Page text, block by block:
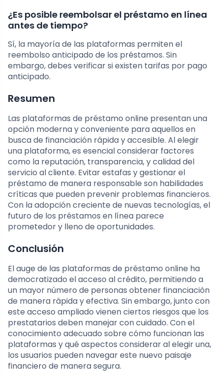
¿Es posible reembolsar el préstamo en línea
antes de tiempo?
Sí, la mayoría de las plataformas permiten el
reembolso anticipado de los préstamos. Sin
embargo, debes verificar si existen tarifas por pago
anticipado.
Resumen
Las plataformas de préstamo online presentan una
opción moderna y conveniente para aquellos en
busca de financiación rápida y accesible. Al elegir
una plataforma, es esencial considerar factores
como la reputación, transparencia, y calidad del
servicio al cliente. Evitar estafas y gestionar el
préstamo de manera responsable son habilidades
críticas que pueden prevenir problemas financieros.
Con la adopción creciente de nuevas tecnologías, el
futuro de los préstamos en línea parece
prometedor y lleno de oportunidades.
Conclusión
El auge de las plataformas de préstamo online ha
democratizado el acceso al crédito, permitiendo a
un mayor número de personas obtener financiación
de manera rápida y efectiva. Sin embargo, junto con
este acceso ampliado vienen ciertos riesgos que los
prestatarios deben manejar con cuidado. Con el
conocimiento adecuado sobre cómo funcionan las
plataformas y qué aspectos considerar al elegir una,
los usuarios pueden navegar este nuevo paisaje
financiero de manera segura.